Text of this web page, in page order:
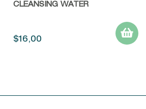
CLEANSING WATER
$16,00